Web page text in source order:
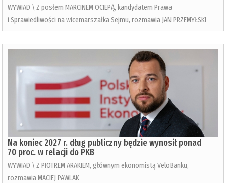
WYWIAD \ Z posłem MARCINEM OCIEPĄ, kandydatem Prawa
i Sprawiedliwości na wicemarszałka Sejmu, rozmawia JAN PRZEMYŁSKI
Na koniec 2027 r. dług publiczny będzie wynosił ponad
70 proc. w relacji do PKB
WYWIAD \ Z PIOTREM ARAKIEM, głównym ekonomistą VeloBanku,
rozmawia MACIEJ PAWLAK